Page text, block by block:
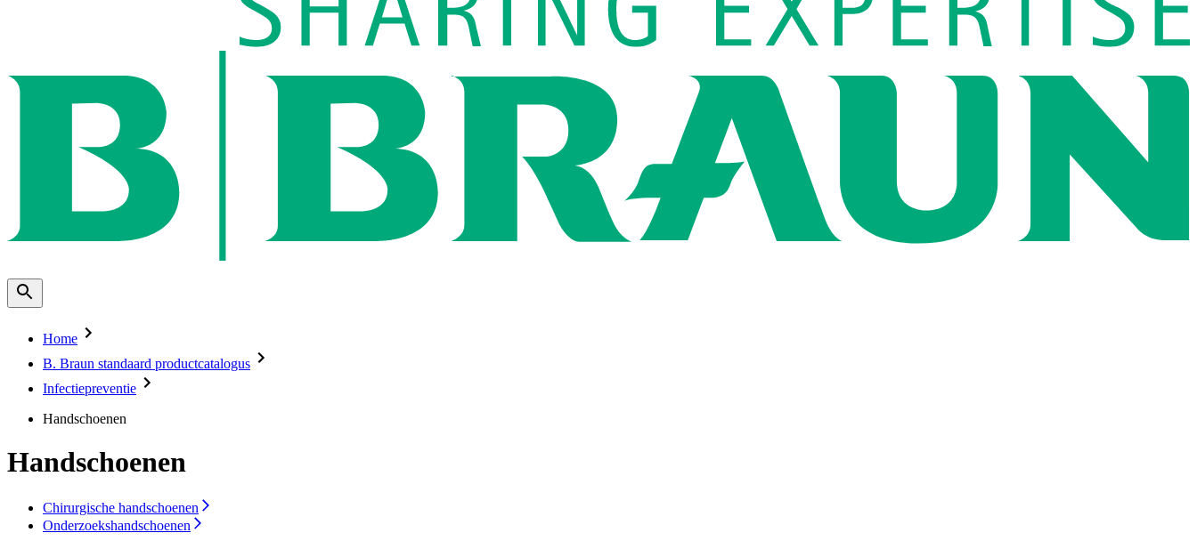
Home
B. Braun standaard productcatalogus
Infectiepreventie
Handschoenen
Handschoenen
Chirurgische handschoenen
Onderzoekshandschoenen